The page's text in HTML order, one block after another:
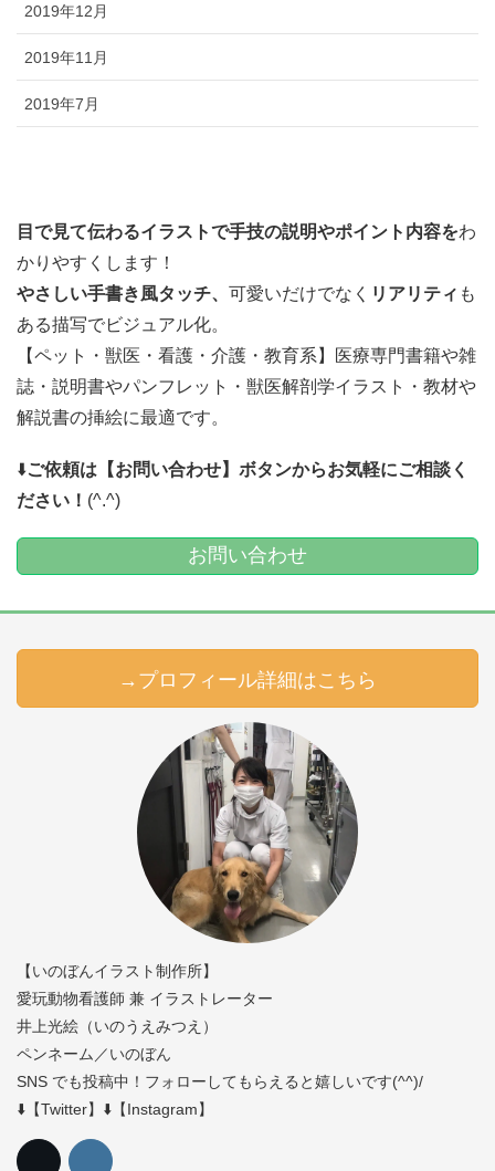
2019年12月
2019年11月
2019年7月
目で見て伝わるイラストで手技の説明やポイント内容をわ
かりやすくします！
やさしい手書き風タッチ、 可愛いだけでなく リアリティ も
ある描写でビジュアル化。
【ペット・獣医・看護・介護・教育系】医療専門書籍や雑
誌・説明書やパンフレット・獣医解剖学イラスト・教材や
解説書の挿絵に最適です。
⬇️ご依頼は【お問い合わせ】ボタンからお気軽にご相談く
ださい！ (^.^)
お問い合わせ
→プロフィール詳細はこちら
【いのぼんイラスト制作所】
愛玩動物看護師 兼 イラストレーター
井上光絵（いのうえみつえ）
ペンネーム／いのぼん
SNS でも投稿中！フォローしてもらえると嬉しいです(^^)/
⬇️【Twitter】⬇️【Instagram】